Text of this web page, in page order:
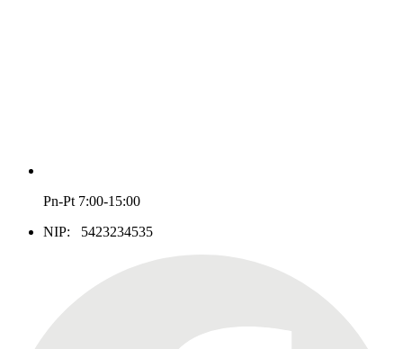
Pn-Pt 7:00-15:00
NIP: 5423234535